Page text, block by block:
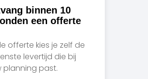
binnen 10
een offerte
offerte kies je zelf de
levertijd die bij
planning past.